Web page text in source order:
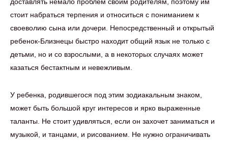
стоит набраться терпения и относиться с пониманием к
своеволию сына или дочери. Непосредственный и открытый
ребенок-Близнецы быстро находит общий язык не только с
детьми, но и со взрослыми, а в некоторых случаях может
казаться бестактным и невежливым.
У ребенка, родившегося под этим зодиакальным знаком,
может быть большой круг интересов и ярко выраженные
таланты. Не стоит удивляться, если он захочет заниматься и
музыкой, и танцами, и рисованием. Не нужно ограничивать